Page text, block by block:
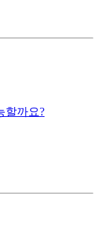
할까요?